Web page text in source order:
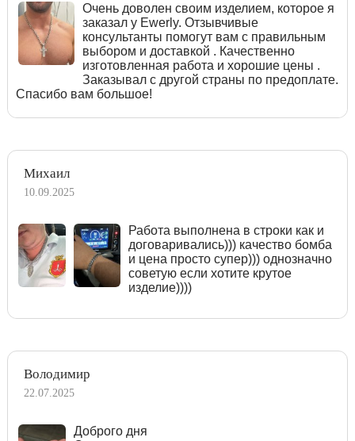
Очень доволен своим изделием, которое я
заказал у Ewerly. Отзывчивые
консультанты помогут вам с правильным
выбором и доставкой . Качественно
изготовленная работа и хорошие цены .
Заказывал с другой страны по предоплате.
Спасибо вам большое!
Михаил
10.09.2025
Работа выполнена в строки как и
договаривались))) качество бомба
и цена просто супер))) однозначно
советую если хотите крутое
изделие))))
Володимир
22.07.2025
Доброго дня